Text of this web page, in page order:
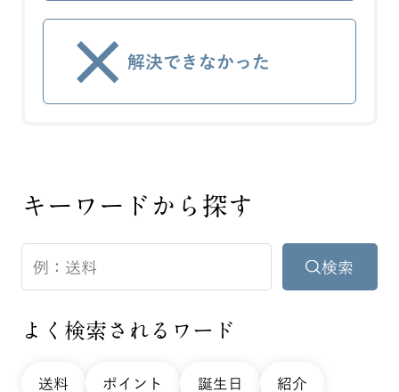
解決できなかった
キーワードから探す
よく検索されるワード
送料 ポイント 誕生日 紹介